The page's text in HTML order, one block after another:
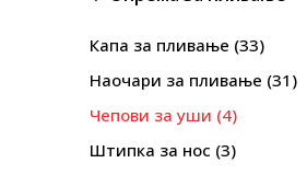
Капа за пливање (33)
Наочари за пливање (31)
Чепови за уши (4)
Штипка за нос (3)